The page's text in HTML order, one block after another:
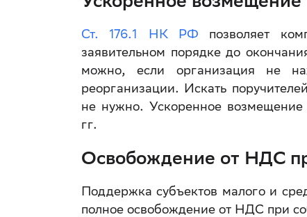
Ст. 176.1 НК РФ позволяет
заявительном порядке до
можно, если организация не
реорганизации. Искать
не нужно. Ускоренное
гг.
Освобождение от НДС
Поддержка субъектов малого и
полное освобождение от НДС при